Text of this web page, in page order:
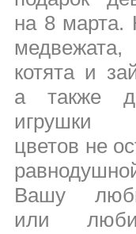
на 8 марта.
медвежата,
котята и
а также
цветов не
Вашу
или